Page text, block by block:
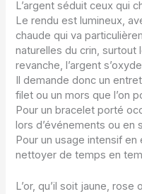
L’argent séduit ceux qui
Le rendu est lumineux,
chaude qui va
naturelles du crin, surtout
revanche, l’argent
Il demande donc un
filet ou un mors que l’on
Pour un bracelet porté
lors d’événements ou en
Pour un usage intensif
nettoyer de temps en
L’or, qu’il soit jaune,